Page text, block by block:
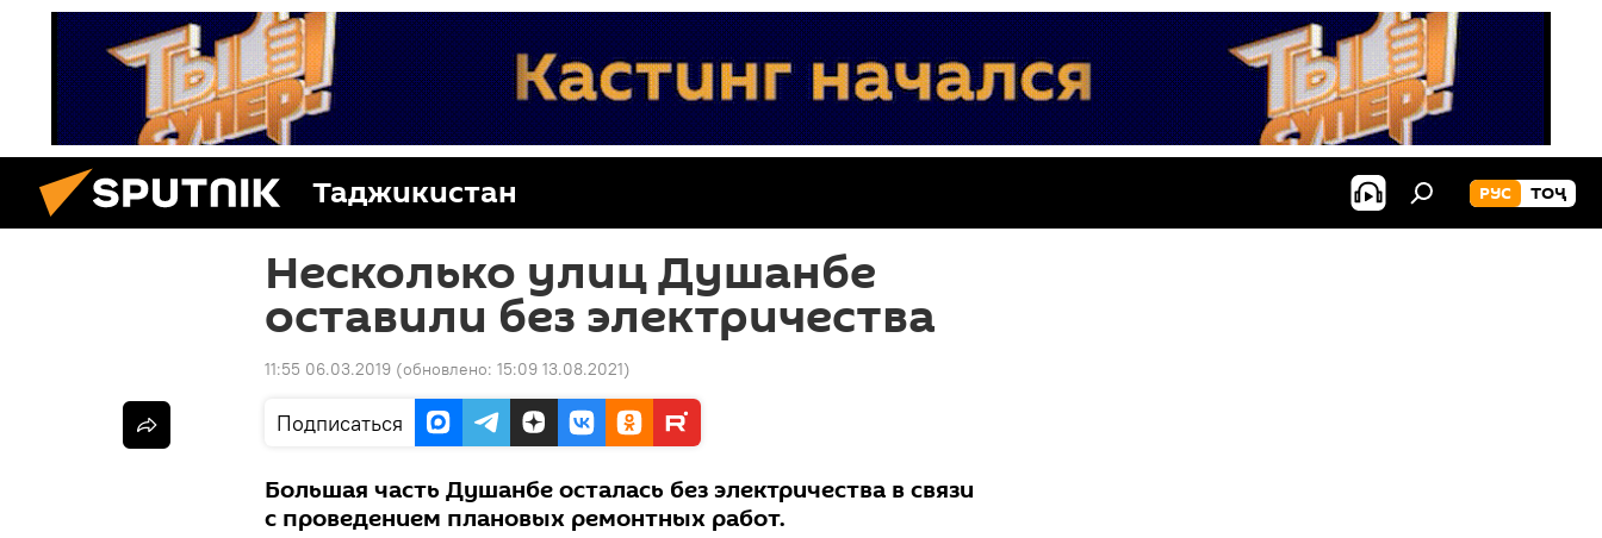
Таджикистан РУС ТОҶ
Несколько улиц Душанбе
оставили без электричества
11:55 06.03.2019 (обновлено: 15:09 13.08.2021)
Подписаться
Большая часть Душанбе осталась без электричества в связи
с проведением плановых ремонтных работ.